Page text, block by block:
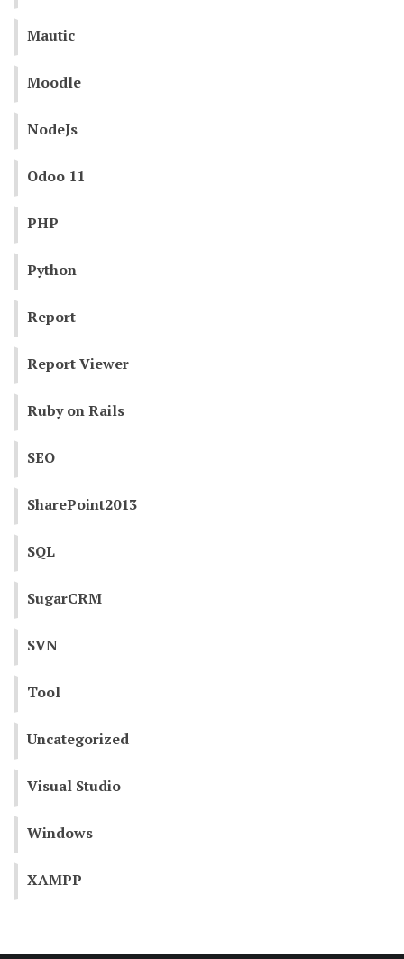
Mautic
Moodle
NodeJs
Odoo 11
PHP
Python
Report
Report Viewer
Ruby on Rails
SEO
SharePoint2013
SQL
SugarCRM
SVN
Tool
Uncategorized
Visual Studio
Windows
XAMPP